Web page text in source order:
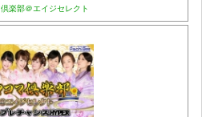
楽部＠エイジセレクト